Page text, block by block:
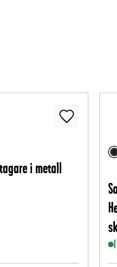
i metall